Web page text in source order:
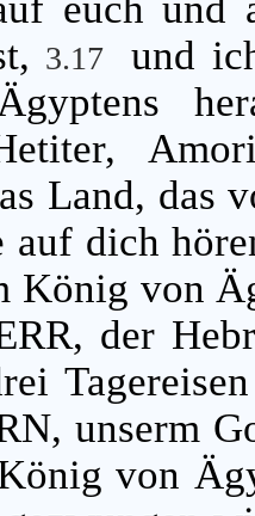
3.17
und
Land,
auf dich
König von
der
unserm
von